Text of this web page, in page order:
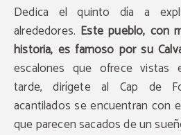
Dedica el quinto día a
alrededores. Este pueblo, con
historia, es famoso por su
escalones que ofrece vistas
tarde, dirígete al Cap de
acantilados se encuentran con
que parecen sacados de un